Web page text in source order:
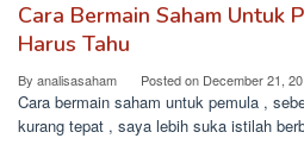
Cara Bermain Saham Untuk
Harus Tahu
By analisasaham Posted on December 21,
Cara bermain saham untuk pemula ,
kurang tepat , saya lebih suka istilah